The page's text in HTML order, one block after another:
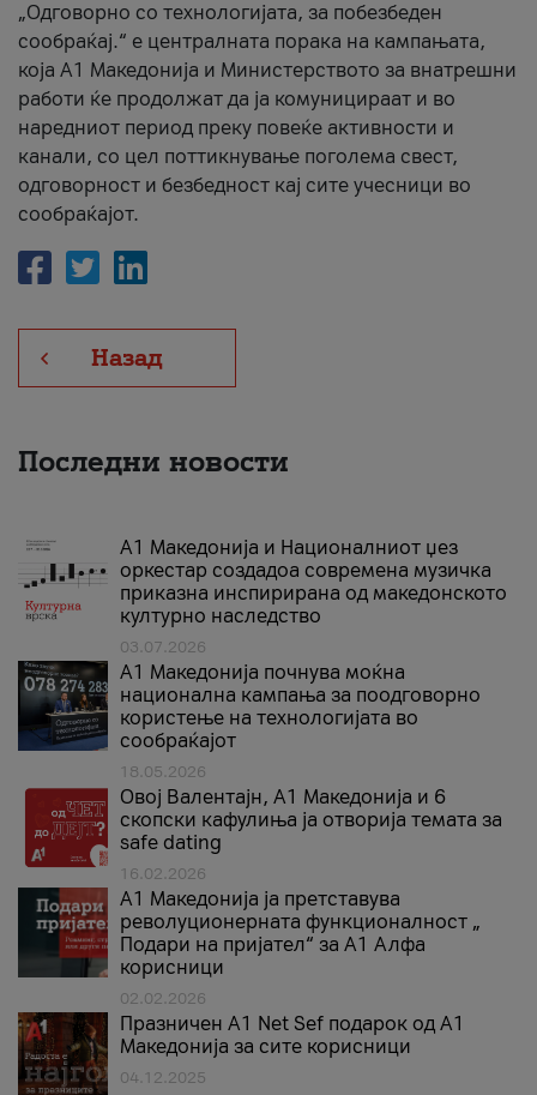
„Одговорно со технологијата, за побезбеден
сообраќај.“ е централната порака на кампањата,
која A1 Македонија и Министерството за внатрешни
работи ќе продолжат да ја комуницираат и во
наредниот период преку повеќе активности и
канали, со цел поттикнување поголема свест,
одговорност и безбедност кај сите учесници во
сообраќајот.
Назад
Последни новости
А1 Македонија и Националниот џез
оркестар создадоа современа музичка
приказна инспирирана од македонското
културно наследство
03.07.2026
A1 Македонија почнува моќна
национална кампања за поодговорно
користење на технологијата во
сообраќајот
18.05.2026
Овој Валентајн, A1 Македонија и 6
скопски кафулиња ја отворија темата за
safe dating
16.02.2026
А1 Македонија ја претставува
револуционерната функционалност „
Подари на пријател“ за А1 Алфа
корисници
02.02.2026
Празничен A1 Net Sеf подарок од А1
Македонија за сите корисници
04.12.2025